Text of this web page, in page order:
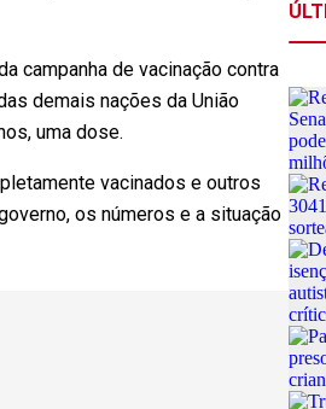
campanha de vacinação contra
demais nações da União
uma dose.
vacinados e outros
os números e a situação